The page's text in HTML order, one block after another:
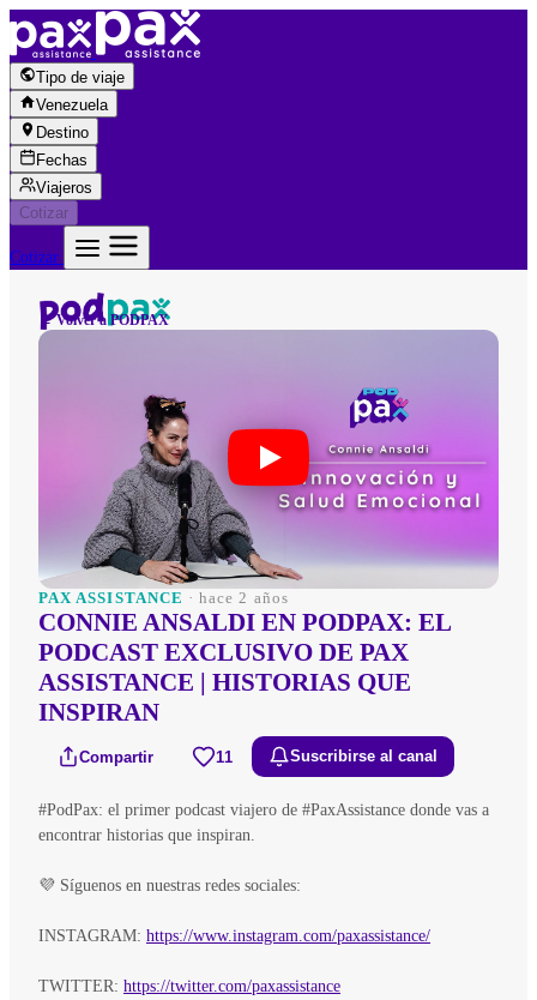
Saltar al contenido
Tipo de viaje
Venezuela
Destino
Fechas
Viajeros
Cotizar
Cotizar
← Volver a PODPAX
PAX ASSISTANCE · hace 2 años
CONNIE ANSALDI EN PODPAX: EL
PODCAST EXCLUSIVO DE PAX
ASSISTANCE | HISTORIAS QUE
INSPIRAN
Compartir 11 Suscribirse al canal
#PodPax: el primer podcast viajero de #PaxAssistance donde vas a
encontrar historias que inspiran.
💜 Síguenos en nuestras redes sociales:
INSTAGRAM: https://www.instagram.com/paxassistance/
TWITTER: https://twitter.com/paxassistance